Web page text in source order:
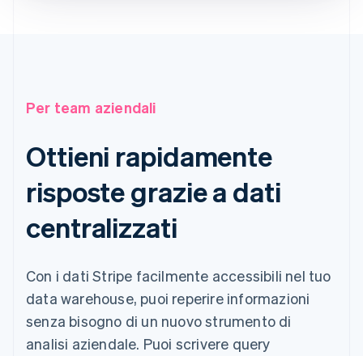
Per team aziendali
Ottieni rapidamente
risposte grazie a dati
centralizzati
Con i dati Stripe facilmente accessibili nel tuo
data warehouse, puoi reperire informazioni
senza bisogno di un nuovo strumento di
analisi aziendale. Puoi scrivere query